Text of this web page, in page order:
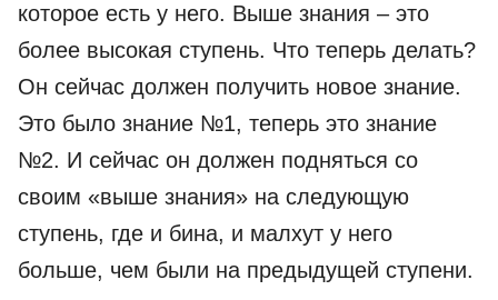
которое есть у него. Выше знания – это
более высокая ступень. Что теперь делать?
Он сейчас должен получить новое знание.
Это было знание №1, теперь это знание
№2. И сейчас он должен подняться со
своим «выше знания» на следующую
ступень, где и бина, и малхут у него
больше, чем были на предыдущей ступени.